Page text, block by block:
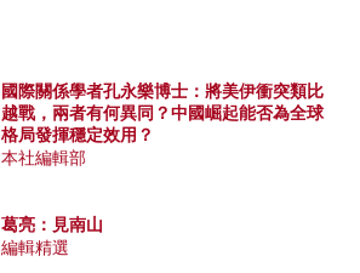
國際關係學者孔永樂博士：將美伊衝突類比
越戰，兩者有何異同？中國崛起能否為全球
格局發揮穩定效用？
本社編輯部
葛亮：見南山
編輯精選